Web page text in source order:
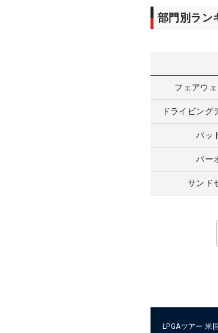
部門別ラン
フェアウ
ドライビング
パッ
パー
サンド
LPGAツアー 米